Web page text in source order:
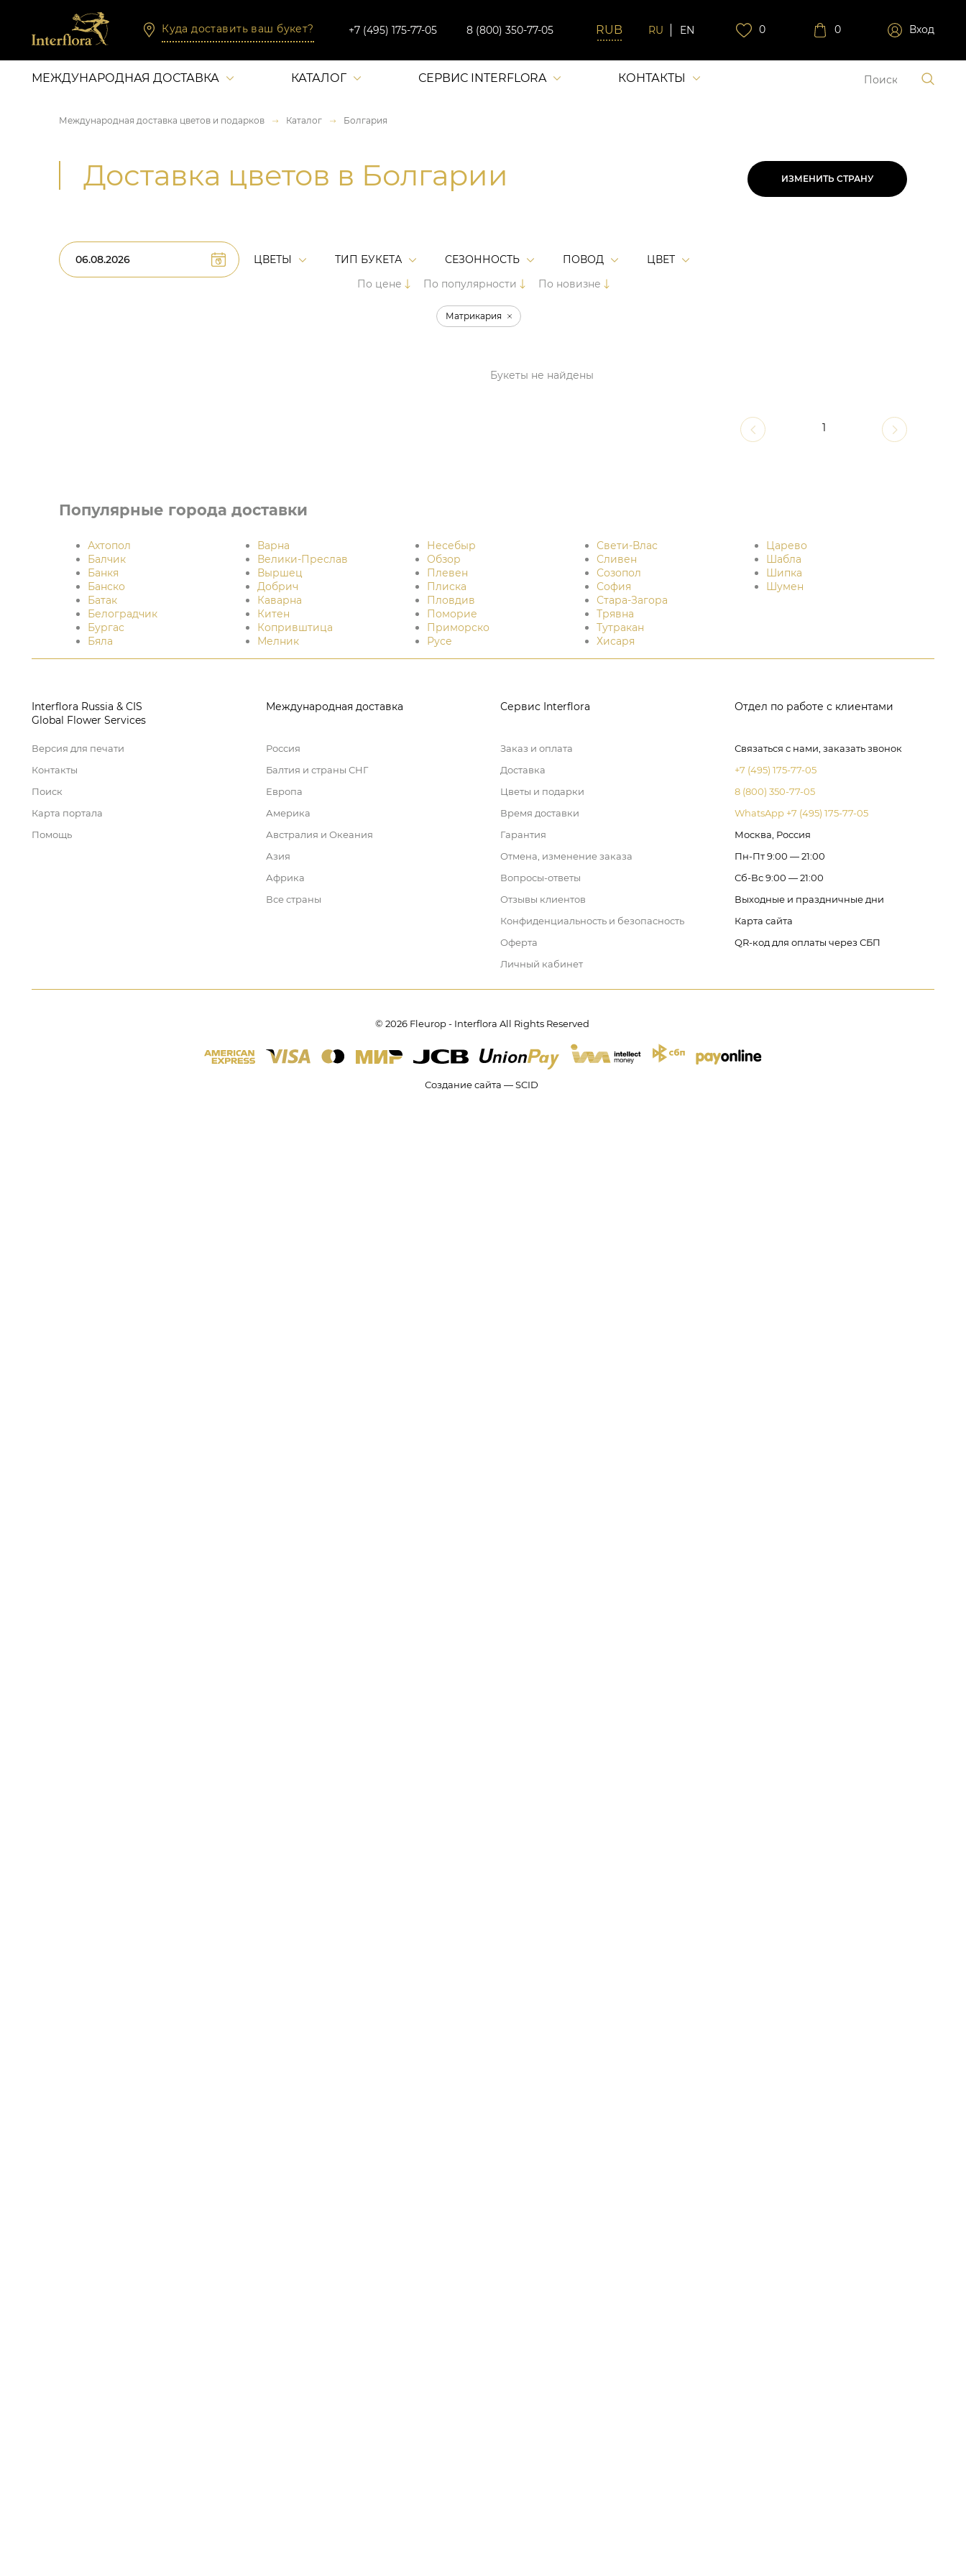
Куда доставить ваш букет? +7 (495) 175-77-05 8 (800) 350-77-05 RU EN 0 0 Вход
МЕЖДУНАРОДНАЯ ДОСТАВКА КАТАЛОГ СЕРВИС INTERFLORA КОНТАКТЫ
Международная доставка цветов и подарков Каталог Болгария
Доставка цветов в Болгарии ИЗМЕНИТЬ СТРАНУ
ЦВЕТЫ ТИП БУКЕТА СЕЗОННОСТЬ ПОВОД
ЦВЕТ
По цене
По популярности По новизне
Матрикария
Букеты не найдены
1
Популярные города доставки
Ахтопол
Балчик
Банкя
Банско
Батак
Белоградчик
Бургас
Бяла
Варна
Велики-Преслав
Выршец
Добрич
Каварна
Китен
Копривштица
Мелник
Несебыр
Обзор
Плевен
Плиска
Пловдив
Поморие
Приморско
Русе
Свети-Влас
Сливен
Созопол
София
Стара-Загора
Трявна
Тутракан
Хисаря
Царево
Шабла
Шипка
Шумен
Interflora Russia & CIS
Global Flower Services
Версия для печати
Контакты
Поиск
Карта портала
Помощь
Международная доставка
Россия
Балтия и страны СНГ
Европа
Америка
Австралия и Океания
Азия
Африка
Все страны
Сервис Interflora
Заказ и оплата
Доставка
Цветы и подарки
Время доставки
Гарантия
Отмена, изменение заказа
Вопросы-ответы
Отзывы клиентов
Конфиденциальность и безопасность
Оферта
Личный кабинет
Отдел по работе с клиентами
Связаться с нами, заказать звонок
+7 (495) 175-77-05
8 (800) 350-77-05
WhatsApp +7 (495) 175-77-05
Москва, Россия
Пн-Пт 9:00 — 21:00
Сб-Вс 9:00 — 21:00
Выходные и праздничные дни
Карта сайта
QR-код для оплаты через СБП
© 2026 Fleurop - Interflora All Rights Reserved
Создание сайта — SCID